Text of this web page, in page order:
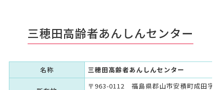
三穂田高齢者あんしんセンター
名称 三穂田高齢者あんしんセンター
〒963-0112 福島県郡山市安積町成田字